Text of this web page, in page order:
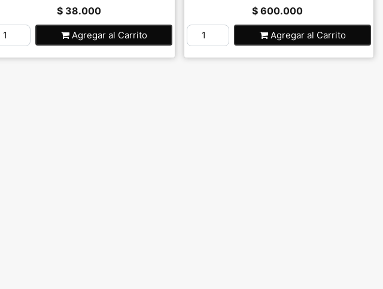
$ 38.000
Agregar al Carrito
$ 600.000
Agregar al Carrito